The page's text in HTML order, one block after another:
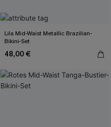
Lila Mid-Waist Metallic Brazilian-
Bikini-Set
48,00 €